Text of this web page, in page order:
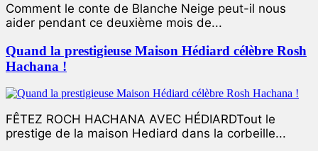
Comment le conte de Blanche Neige peut-il nous
aider pendant ce deuxième mois de...
Quand la prestigieuse Maison Hédiard célèbre Rosh
Hachana !
FÊTEZ ROCH HACHANA AVEC HÉDIARDTout le
prestige de la maison Hediard dans la corbeille...